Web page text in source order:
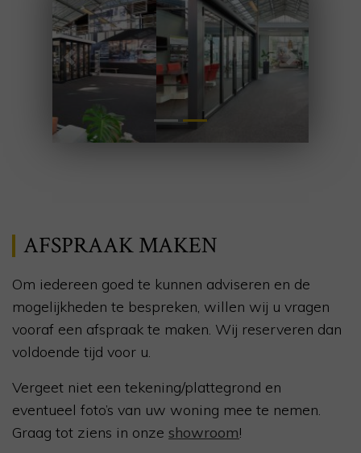
Previous Next
AFSPRAAK MAKEN
Om iedereen goed te kunnen adviseren en de
mogelijkheden te bespreken, willen wij u vragen
vooraf een afspraak te maken. Wij reserveren dan
voldoende tijd voor u.
Vergeet niet een tekening/plattegrond en
eventueel foto’s van uw woning mee te nemen.
Graag tot ziens in onze showroom!